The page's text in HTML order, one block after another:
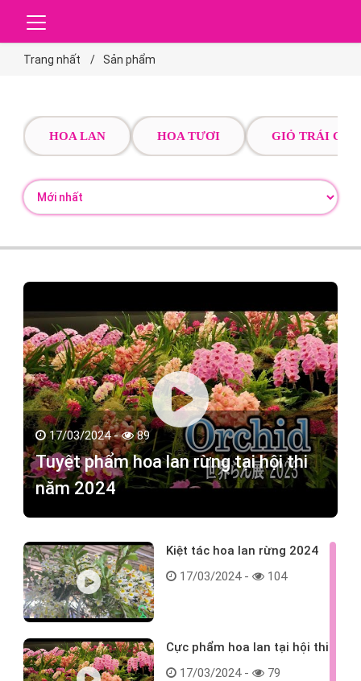
Trang nhất Sản phẩm
HOA LAN HOA TƯƠI GIỎ TRÁI CÂY
17/03/2024 - 89
Tuyệt phẩm hoa lan rừng tại hội thi
năm 2024
Kiệt tác hoa lan rừng 2024
17/03/2024 -
104
Cực phẩm hoa lan tại hội thi
17/03/2024 -
79